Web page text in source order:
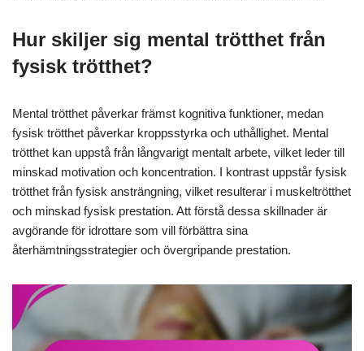
Hur skiljer sig mental trötthet från
fysisk trötthet?
Mental trötthet påverkar främst kognitiva funktioner, medan
fysisk trötthet påverkar kroppsstyrka och uthållighet. Mental
trötthet kan uppstå från långvarigt mentalt arbete, vilket leder till
minskad motivation och koncentration. I kontrast uppstår fysisk
trötthet från fysisk ansträngning, vilket resulterar i muskeltrötthet
och minskad fysisk prestation. Att förstå dessa skillnader är
avgörande för idrottare som vill förbättra sina
återhämtningsstrategier och övergripande prestation.